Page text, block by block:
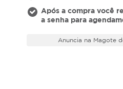
Após a compra você
a senha para
Anuncia na Magote